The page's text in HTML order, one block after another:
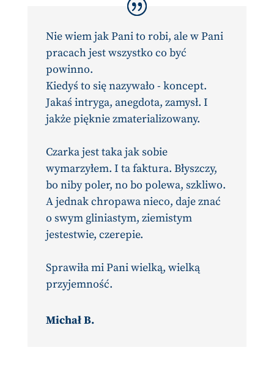
Nie wiem jak Pani to robi, ale w Pani
pracach jest wszystko co być
powinno.
Kiedyś to się nazywało - koncept.
Jakaś intryga, anegdota, zamysł. I
jakże pięknie zmaterializowany.
Czarka jest taka jak sobie
wymarzyłem. I ta faktura. Błyszczy,
bo niby poler, no bo polewa, szkliwo.
A jednak chropawa nieco, daje znać
o swym gliniastym, ziemistym
jestestwie, czerepie.
Sprawiła mi Pani wielką, wielką
przyjemność.
Michał B.